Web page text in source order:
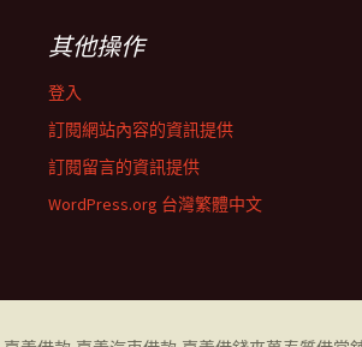
其他操作
登入
訂閱網站內容的資訊提供
訂閱留言的資訊提供
WordPress.org 台灣繁體中文